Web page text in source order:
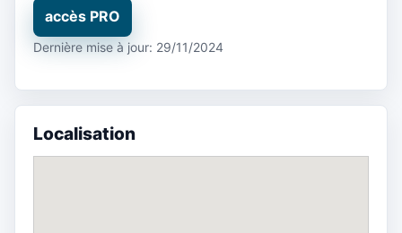
accès PRO
Dernière mise à jour: 29/11/2024
Localisation